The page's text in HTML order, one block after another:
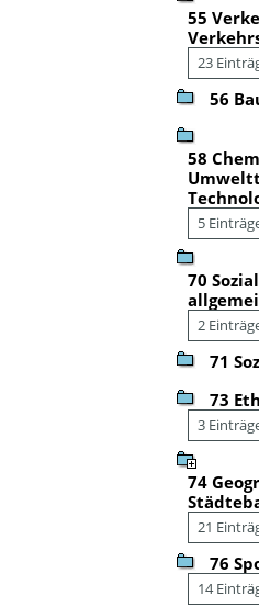
55
23
56
58
5
70
2
71
73
3
74
21
76
14